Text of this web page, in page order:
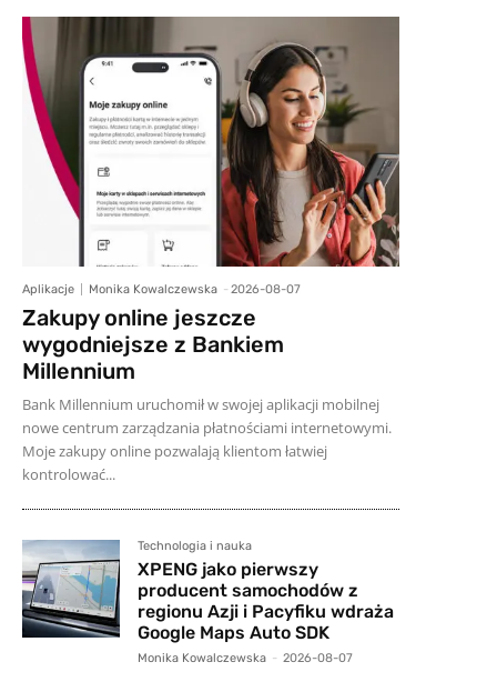
Aplikacje Monika Kowalczewska - 2026-08-07
Zakupy online jeszcze
wygodniejsze z Bankiem
Millennium
Bank Millennium uruchomił w swojej aplikacji mobilnej
nowe centrum zarządzania płatnościami internetowymi.
Moje zakupy online pozwalają klientom łatwiej
kontrolować...
Technologia i nauka
XPENG jako pierwszy
producent samochodów z
regionu Azji i Pacyfiku wdraża
Google Maps Auto SDK
Monika Kowalczewska - 2026-08-07